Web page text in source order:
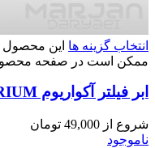
انتخاب گزینه ها این محصول
ممکن است در صفحه
ابر فیلتر آکواریوم SUWEL AQUARIUM
شروع از 49,000 تومان
ناموجود